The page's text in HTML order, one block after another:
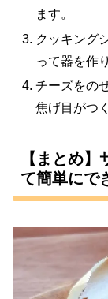
ます。
クッキング
って器を作
チーズをの
焦げ目がつ
【まとめ
て簡単にで